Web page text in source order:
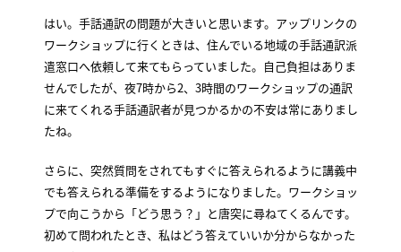
はい。手話通訳の問題が大きいと思います。アップリンクの
ワークショップに行くときは、住んでいる地域の手話通訳派
遣窓口へ依頼して来てもらっていました。自己負担はありま
せんでしたが、夜7時から2、3時間のワークショップの通訳
に来てくれる手話通訳者が見つかるかの不安は常にありまし
たね。
さらに、突然質問をされてもすぐに答えられるように講義中
でも答えられる準備をするようになりました。ワークショッ
プで向こうから「どう思う？」と唐突に尋ねてくるんです。
初めて問われたとき、私はどう答えていいか分からなかった